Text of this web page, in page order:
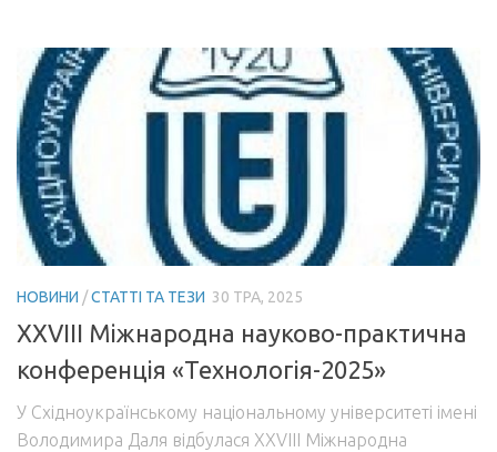
НОВИНИ /СТАТТІ ТА ТЕЗИ 30 ТРА, 2025
XXVIII Міжнародна науково-практична
конференція «Технологія-2025»
У Східноукраїнському національному університеті імені
Володимира Даля відбулася XXVIII Міжнародна